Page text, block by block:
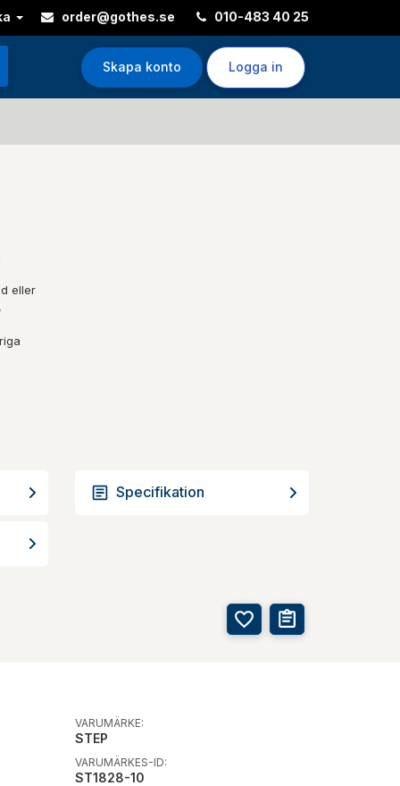
order@gothes.se 010-483 40 25
Skapa konto Logga in
eller
Specifikation
VARUMÄRKE:
STEP
VARUMÄRKES-ID:
ST1828-10